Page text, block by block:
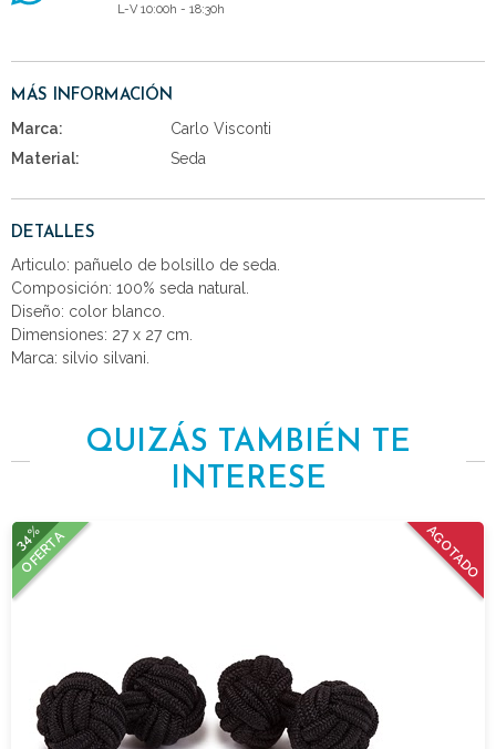
L-V 10:00h - 18:30h
MÁS INFORMACIÓN
Marca:
Carlo Visconti
Material:
Seda
DETALLES
Articulo: pañuelo de bolsillo de seda.
Composición: 100% seda natural.
Diseño: color blanco.
Dimensiones: 27 x 27 cm.
Marca: silvio silvani.
QUIZÁS TAMBIÉN TE
INTERESE
AGOTADO
34%
OFERTA